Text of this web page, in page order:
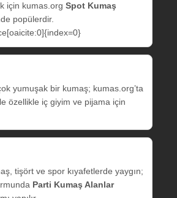
için kumas.org Spot Kumaş
popülerdir.
yumuşak bir kumaş; kumas.org’ta
özellikle iç giyim ve pijama için
tişört ve spor kıyafetlerde yaygın;
Parti Kumaş Alanlar